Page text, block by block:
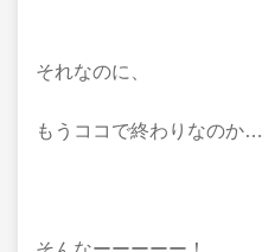
それなのに、
もうココで終わりなのか…